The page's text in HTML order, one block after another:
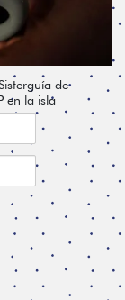
de
en la isla